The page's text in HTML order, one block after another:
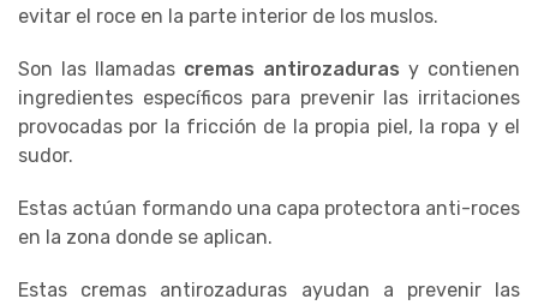
evitar el roce en la parte interior de los muslos.
Son las llamadas cremas antirozaduras y contienen
ingredientes específicos para prevenir las irritaciones
provocadas por la fricción de la propia piel, la ropa y el
sudor.
Estas actúan formando una capa protectora anti-roces
en la zona donde se aplican.
Estas cremas antirozaduras ayudan a prevenir las